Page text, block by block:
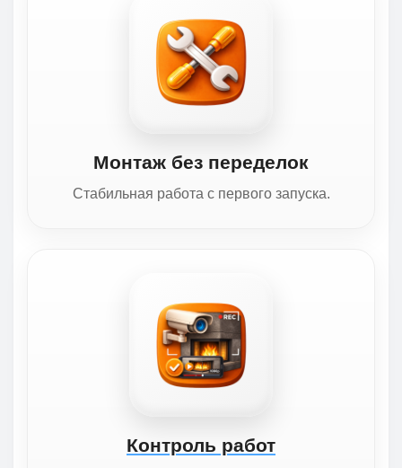
Монтаж без переделок
Стабильная работа с первого запуска.
Контроль работ